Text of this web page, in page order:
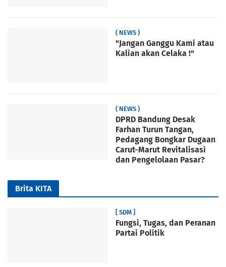
( NEWS )
"Jangan Ganggu Kami atau
Kalian akan Celaka !"
( NEWS )
DPRD Bandung Desak
Farhan Turun Tangan,
Pedagang Bongkar Dugaan
Carut-Marut Revitalisasi
dan Pengelolaan Pasar?
Brita KITA
[ SDM ]
Fungsi, Tugas, dan Peranan
Partai Politik